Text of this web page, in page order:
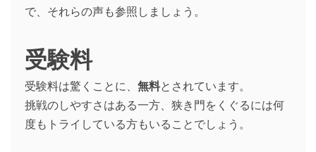
で、それらの声も参照しましょう。
受験料
受験料は驚くことに、 無料とされています。
挑戦のしやすさはある一方、狭き門をくぐるには何
度もトライしている方もいることでしょう。